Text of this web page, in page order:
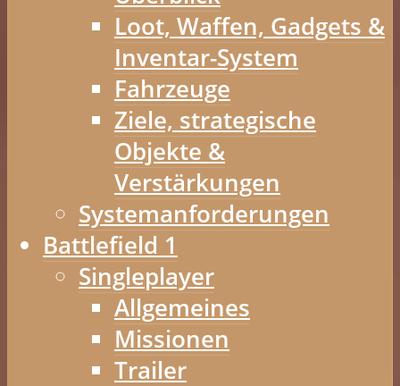
Loot, Waffen, Gadgets &
Inventar-System
Fahrzeuge
Ziele, strategische
Objekte &
Verstärkungen
Systemanforderungen
Battlefield 1
Singleplayer
Allgemeines
Missionen
Trailer